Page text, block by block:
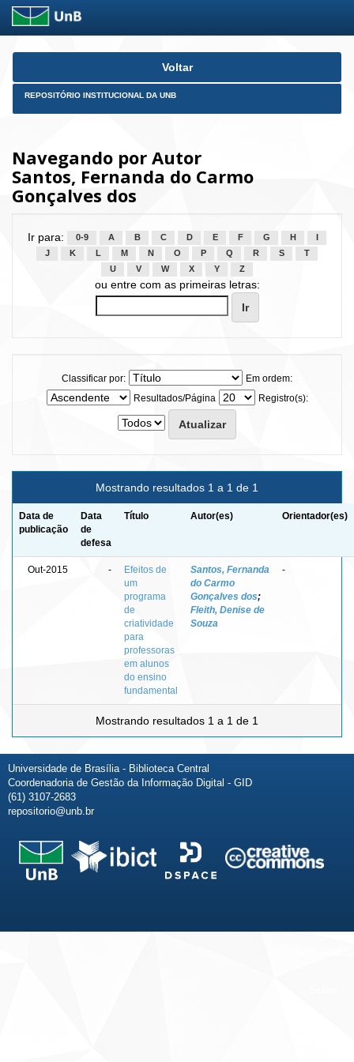
Skip
Voltar
REPOSITÓRIO INSTITUCIONAL DA UNB
Navegando por Autor
Santos, Fernanda do Carmo
Gonçalves dos
Ir para: 0-9 A B C D E F G H
J
K L M N O P Q R S
T
U
V W X Y Z
ou entre com as primeiras letras:
Classificar por:
Em ordem:
Resultados/Página
Registro(s):
Mostrando resultados 1 a 1 de 1
Data de
publicação
Data
de
defesa
Título Autor(es) Orientador(es)
Out-2015 -
Efeitos de
um
programa
de
criatividade
para
professoras
em alunos
do ensino
fundamental
Santos, Fernanda
do Carmo
Gonçalves dos;
Fleith, Denise de
Souza
-
Mostrando resultados 1 a 1 de 1
Universidade de Brasília - Biblioteca Central
Coordenadoria de Gestão da Informação Digital - GID
(61) 3107-2683
repositorio@unb.br